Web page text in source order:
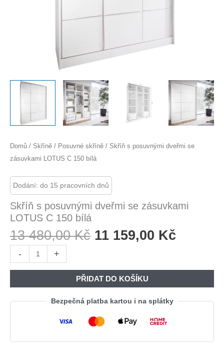
Domů / Skříně / Posuvné skříně / Skříň s posuvnými dveřmi se
zásuvkami LOTUS C 150 bílá
Dodání: do 15 pracovních dnů
Skříň s posuvnými dveřmi se zásuvkami
LOTUS C 150 bílá
13 480,00Kč Původní
13
480,00 Kč.
11 159,00 Kč
159,00
-
s
dveřmi
se
+
PŘIDAT DO KOŠÍKU
Bezpečná platba kartou i na splátky